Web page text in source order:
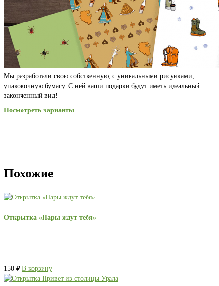
Мы разработали свою собственную, с уникальными рисунками,
упаковочную бумагу. С ней ваши подарки будут иметь идеальный
законченный вид!
Посмотреть варианты
Похожие
Открытка «Нары ждут тебя»
150 ₽ В корзину